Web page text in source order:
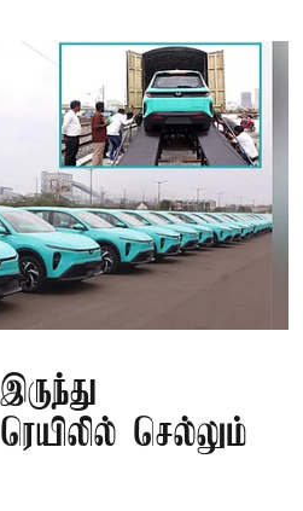
செல்லும்